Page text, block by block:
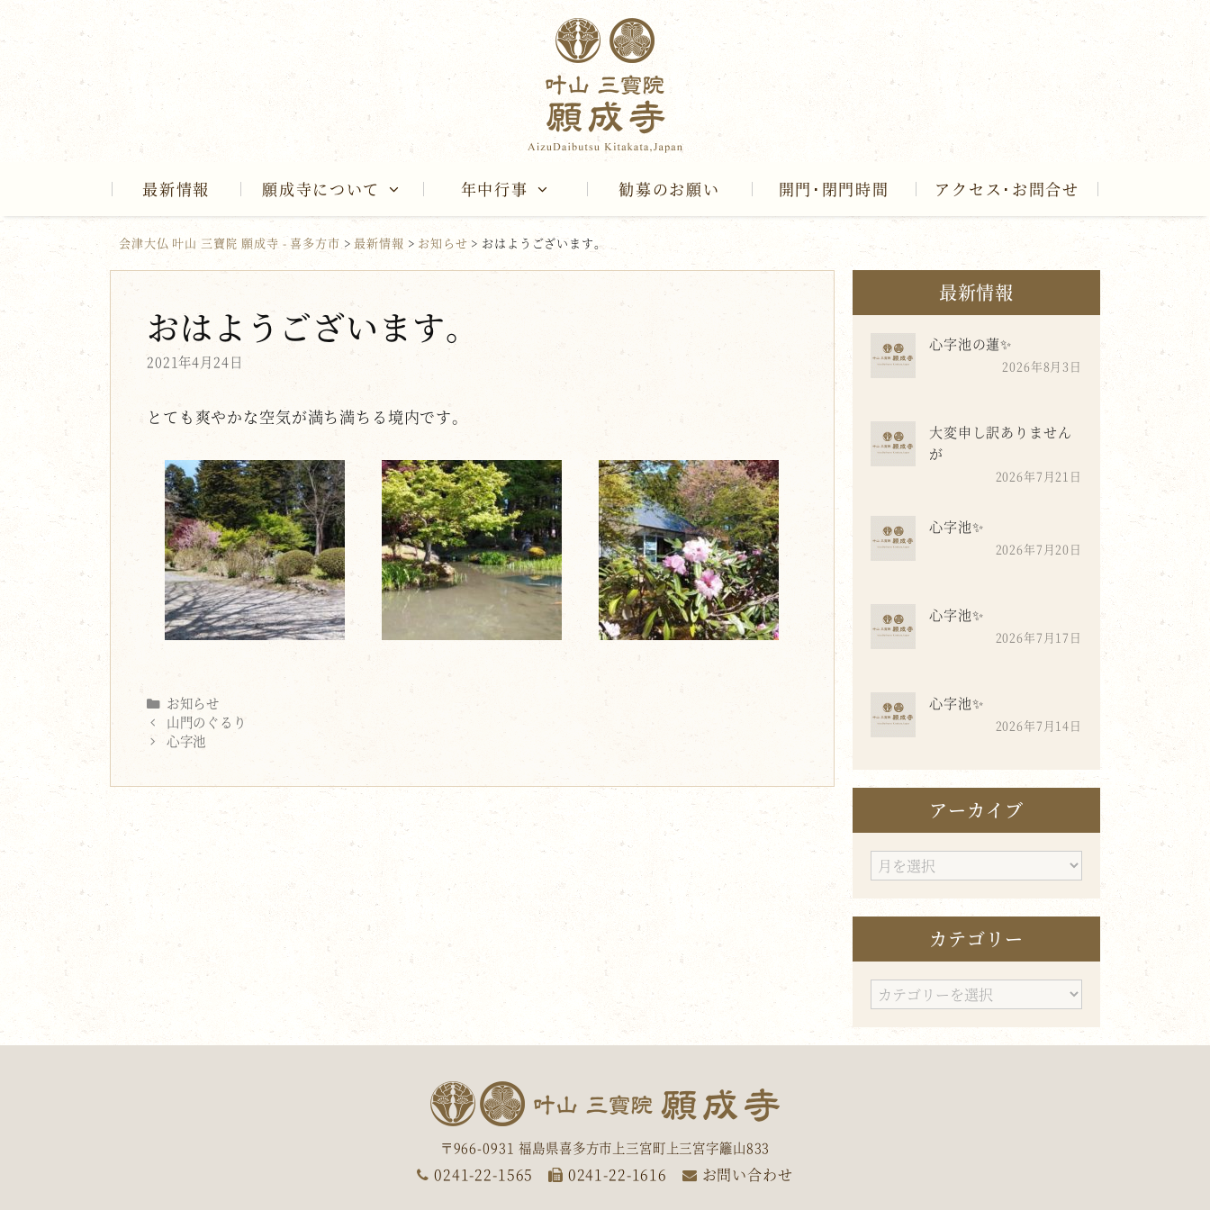
to
content
最新情報 願成寺について 年中行事 勧募のお願い 開門･閉門時間 アクセス･お問合せ
会津大仏 叶山 三寶院 願成寺 - 喜多方市 >最新情報 > お知らせ > おはようございます。
おはようございます。
2021年4月24日
とても爽やかな空気が満ち満ちる境内です。
Categories
お知らせ
山門のぐるり
心字池
最新情報
心字池の蓮✨
2026年8月3日
大変申し訳ありません
が
2026年7月21日
心字池✨
2026年7月20日
心字池✨
2026年7月17日
心字池✨
2026年7月14日
アーカイブ
ア
カ
ブ
カテゴリー
カ
ゴ
〒966-0931 福島県喜多方市上三宮町上三宮字籬山833
0241-22-1565 0241-22-1616 お問い合わせ